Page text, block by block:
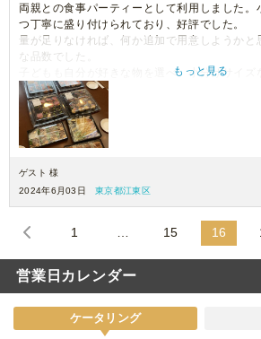
両親との食事パーティーとして利用しました。
つ丁寧に盛り付けられており、好評でした。
量が足りなければ、何か追加で用意しようかと
な品数でした。
子どもも自分が好きな物を選べ、小分けサイズ
く、ちょうど良かったです。
また利用したいです。
もっと見る
ゲスト 様
2024年6月03日
東京都江東区
1 … 15 16
営業日カレンダー
ケータリング